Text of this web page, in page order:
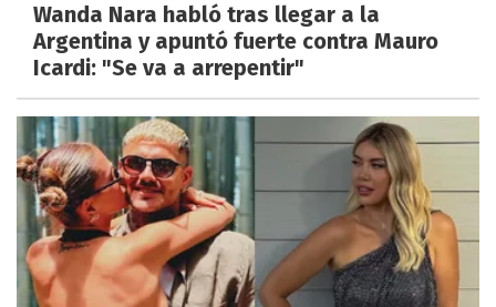
Wanda Nara habló tras llegar a la
Argentina y apuntó fuerte contra Mauro
Icardi: "Se va a arrepentir"